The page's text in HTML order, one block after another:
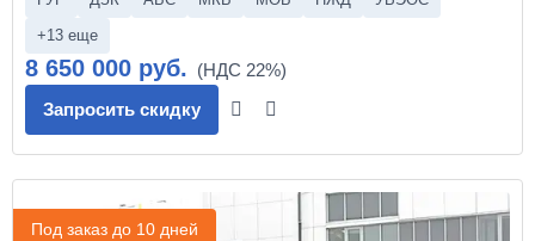
+13 еще
8 650 000 руб.
Запросить скидку
Под заказ до 10 дней